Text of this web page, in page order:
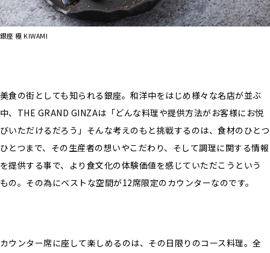
銀座 極 KIWAMI
美食の街としても知られる銀座。和洋中をはじめ様々な名店が並ぶ
中、THE GRAND GINZAは「どんな料理や提供方法がお客様にお悦
びいただけるだろう」そんな考えのもと挑戦するのは、食材のひとつ
ひとつまで、その生産者の想いやこだわり、そして調理に関する情報
を提供する事で、より食文化の体験価値を感じていただこうという
もの。その為にベストな空間が12席限定のカウンターなのです。
カウンター席に座して楽しめるのは、その日限りのコース料理。全